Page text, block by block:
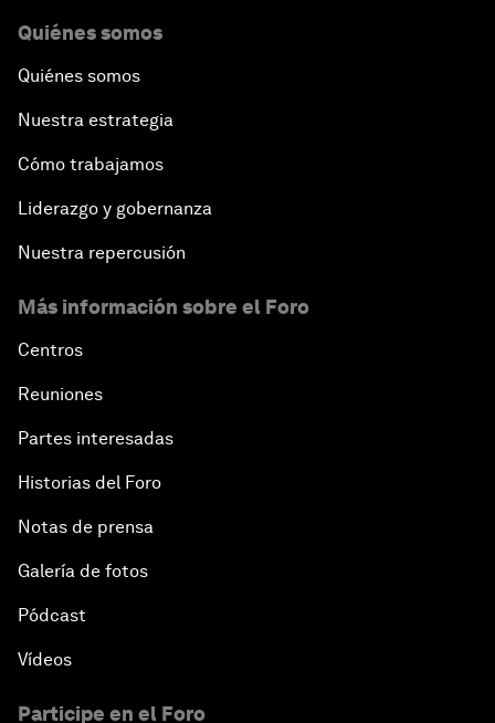
Quiénes somos
Quiénes somos
Nuestra estrategia
Cómo trabajamos
Liderazgo y gobernanza
Nuestra repercusión
Más información sobre el Foro
Centros
Reuniones
Partes interesadas
Historias del Foro
Notas de prensa
Galería de fotos
Pódcast
Vídeos
Participe en el Foro